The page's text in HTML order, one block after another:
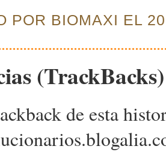
POR BIOMAXI EL
(TrackBacks)
de esta